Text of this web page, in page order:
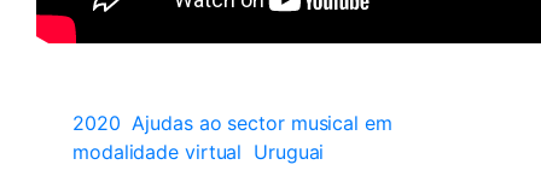
2020 Ajudas ao sector musical em
modalidade virtual Uruguai